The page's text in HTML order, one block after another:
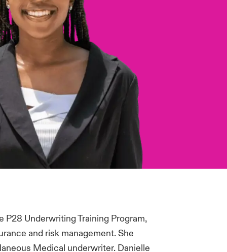
P28 Underwriting Training Program,
and risk management. She
Medical underwriter. Danielle